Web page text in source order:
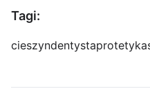
Tagi:
cieszyndentystaprotetyka